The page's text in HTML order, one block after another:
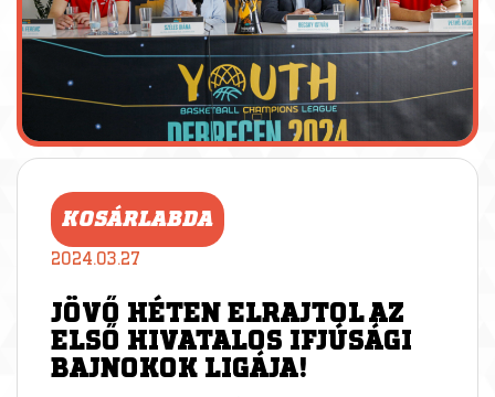
KOSÁRLABDA
2024.03.27
JÖVŐ HÉTEN ELRAJTOL AZ
ELSŐ HIVATALOS IFJÚSÁGI
BAJNOKOK LIGÁJA!